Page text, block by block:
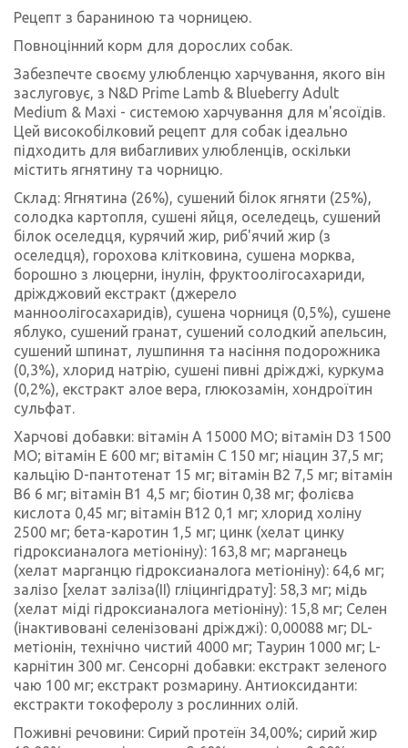
Рецепт з бараниною та чорницею.
Повноцінний корм для дорослих собак.
Забезпечте своєму улюбленцю харчування, якого він
заслуговує, з N&D Prime Lamb & Blueberry Adult
Medium & Maxi - системою харчування для м'ясоїдів.
Цей високобілковий рецепт для собак ідеально
підходить для вибагливих улюбленців, оскільки
містить ягнятину та чорницю.
Склад: Ягнятина (26%), сушений білок ягняти (25%),
солодка картопля, сушені яйця, оселедець, сушений
білок оселедця, курячий жир, риб'ячий жир (з
оселедця), горохова клітковина, сушена морква,
борошно з люцерни, інулін, фруктоолігосахариди,
дріжджовий екстракт (джерело
манноолігосахаридів), сушена чорниця (0,5%), сушене
яблуко, сушений гранат, сушений солодкий апельсин,
сушений шпинат, лушпиння та насіння подорожника
(0,3%), хлорид натрію, сушені пивні дріжджі, куркума
(0,2%), екстракт алое вера, глюкозамін, хондроїтин
сульфат.
Харчові добавки: вітамін А 15000 МО; вітамін D3 1500
МО; вітамін Е 600 мг; вітамін С 150 мг; ніацин 37,5 мг;
кальцію D-пантотенат 15 мг; вітамін В2 7,5 мг; вітамін
В6 6 мг; вітамін В1 4,5 мг; біотин 0,38 мг; фолієва
кислота 0,45 мг; вітамін В12 0,1 мг; хлорид холіну
2500 мг; бета-каротин 1,5 мг; цинк (хелат цинку
гідроксианалога метіоніну): 163,8 мг; марганець
(хелат марганцю гідроксианалога метіоніну): 64,6 мг;
залізо [хелат заліза(II) гліцингідрату]: 58,3 мг; мідь
(хелат міді гідроксианалога метіоніну): 15,8 мг; Селен
(інактивовані селенізовані дріжджі): 0,00088 мг; DL-
метіонін, технічно чистий 4000 мг; Таурин 1000 мг; L-
карнітин 300 мг. Сенсорні добавки: екстракт зеленого
чаю 100 мг; екстракт розмарину. Антиоксиданти:
екстракти токоферолу з рослинних олій.
Поживні речовини: Сирий протеїн 34,00%; сирий жир